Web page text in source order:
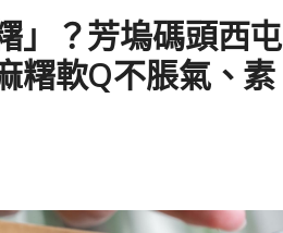
」？芳塢碼頭西屯
糬軟Q不脹氣、素